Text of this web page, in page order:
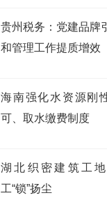
贵州税务：党建品牌
和管理工作提质增效
海南强化水资源刚
可、取水缴费制度
湖北织密建筑工
工“锁”扬尘